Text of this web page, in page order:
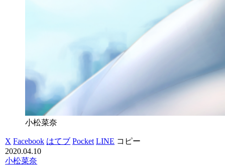
小松菜奈
X Facebook はてブ Pocket LINE コピー
2020.04.10
小松菜奈